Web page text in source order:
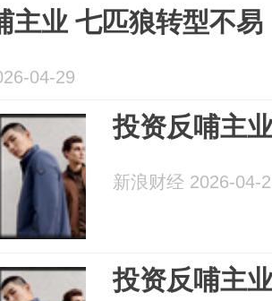
主业 七匹狼转型不易
04-29
投资反哺主
新浪财经 2026-04-
投资反哺主